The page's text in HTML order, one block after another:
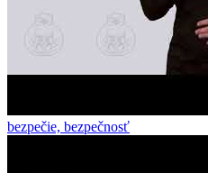
bezpečie, bezpečnosť